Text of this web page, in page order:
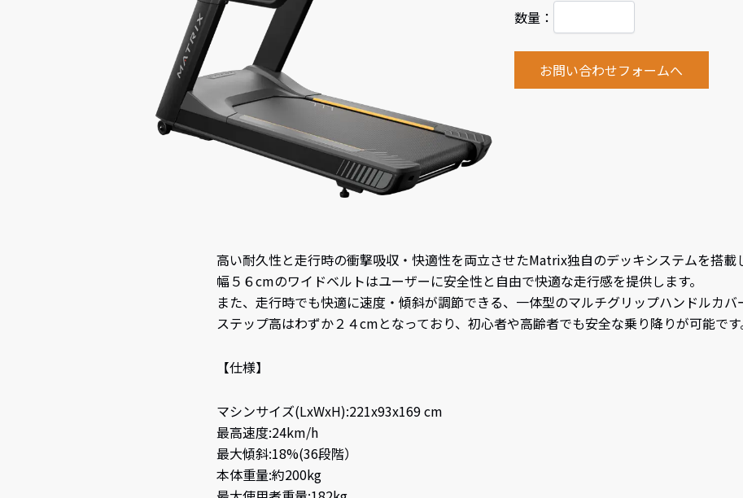
数量：
お問い合わせフォームへ
高い耐久性と走行時の衝撃吸収・快適性を両立させたMatrix独自のデッキシステムを搭載
幅５６cmのワイドベルトはユーザーに安全性と自由で快適な走行感を提供します。
また、走行時でも快適に速度・傾斜が調節できる、一体型のマルチグリップハンドルカバ
ステップ高はわずか２４cmとなっており、初心者や高齢者でも安全な乗り降りが可能です
【仕様】
マシンサイズ(LxWxH):221x93x169 cm
最高速度:24km/h
最大傾斜:18%(36段階）
本体重量:約200kg